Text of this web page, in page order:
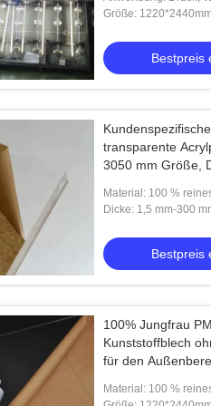
Video
100% PMMA Gussacrylplatte
3x1220x2440mm für
/ Tischplatten
Bestpreis erhalten
Größe:
Bestpreis
transparente
3050 mm Größe,
Material: 100 %
Dicke: 1,5 mm-300
Bestpreis
100% Jungfrau
Kunststoffblech
für den
Material: 100 %